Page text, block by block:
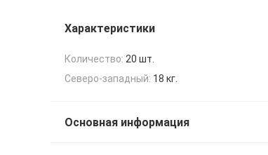
Характеристики
Количество: 20 шт.
Северо-западный: 18 кг.
Основная информация